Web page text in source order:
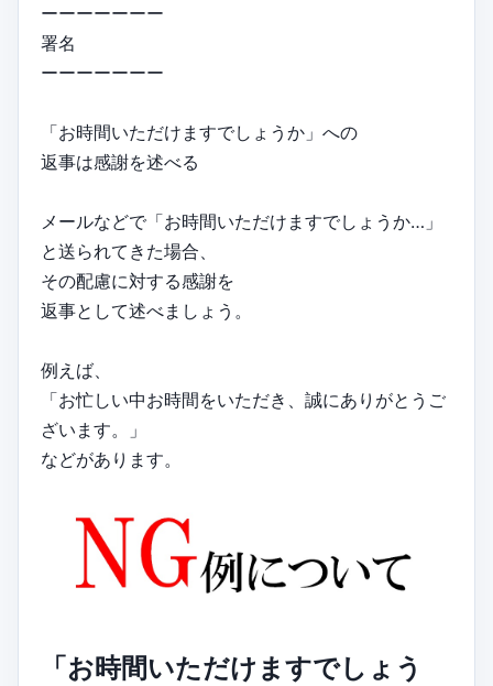
ーーーーーーー
署名
ーーーーーーー
「お時間いただけますでしょうか」への
返事は感謝を述べる
メールなどで「お時間いただけますでしょうか…」
と送られてきた場合、
その配慮に対する感謝を
返事として述べましょう。
例えば、
「お忙しい中お時間をいただき、誠にありがとうご
ざいます。」
などがあります。
「お時間いただけますでしょう